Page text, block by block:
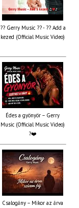
?? Gerry Music ?? - ?? Add a
kezed (Official Music Video)
Édes a gyönyör – Gerry
Music (Official Music Video)
?❤️
Csalogány – Mikor az árva